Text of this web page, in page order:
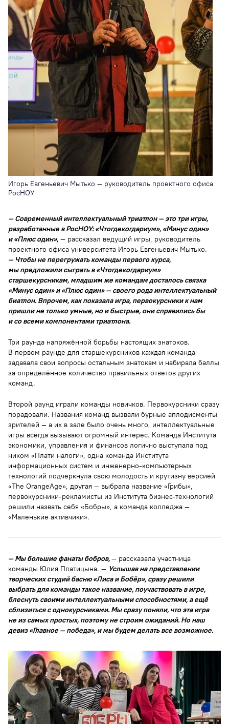
Игорь Евгеньевич Мытько — руководитель проектного офиса
РосНОУ
— Современный интеллектуальный триатлон — это три игры,
разработанные в РосНОУ: «Чтогдекогдариум», «Минус один»
и «Плюс один», — рассказал ведущий игры, руководитель
проектного офиса университета Игорь Евгеньевич Мытько.
— Чтобы не перегружать команды первого курса,
мы предложили сыграть в «Чтогдекогдариум»
старшекурсникам, младшим же командам досталось связка
«Минус один» и «Плюс один» — своего рода интеллектуальный
биатлон. Впрочем, как показала игра, первокурсники к нам
пришли не только умные, но и быстрые, они справились бы
и со всеми компонентами триатлона.
Три раунда напряжённой борьбы настоящих знатоков.
В первом раунде для старшекурсников каждая команда
задавала свои вопросы остальным знатокам и набирала баллы
за определённое количество правильных ответов других
команд.
Второй раунд играли команды новичков. Первокурсники сразу
порадовали. Названия команд вызвали бурные аплодисменты
зрителей — а их в зале было очень много, интеллектуальные
игры всегда вызывают огромный интерес. Команда Института
экономики, управления и финансов логично выступала под
ником «Плати налоги», одна команда Института
информационных систем и инженерно-компьютерных
технологий подчеркнула свою молодость и крутизну версией
«The OrangeAge», другая — выбрала название «Грибы»,
первокурсники-рекламисты из Института бизнес-технологий
решили назвать себя «Бобры», а команда колледжа —
«Маленькие активчики».
— Мы большие фанаты бобров,— рассказала участница
команды Юлия Платицына. — Услышав на представлении
творческих студий басню «Лиса и Бобёр», сразу решили
выбрать для команды такое название, поучаствовать в игре,
блеснуть своими интеллектуальными способностями, а ещё
сблизиться с однокурсниками. Мы сразу поняли, что эта игра
не из самых простых, поэтому не строим ожиданий. Но наш
девиз «Главное — победа», и мы будем делать все возможное.